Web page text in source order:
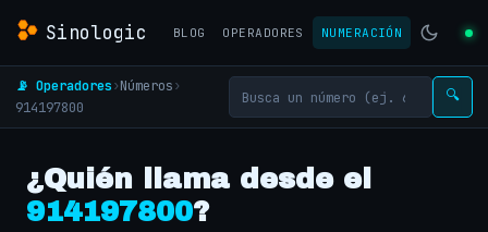
Sinologic BLOG OPERADORES NUMERACIÓN
📡 Operadores›Números›
914197800
🔍
¿Quién llama desde el
914197800?